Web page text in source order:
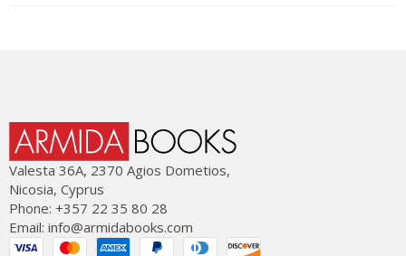
Valesta 36Α, 2370 Agios Dometios,
Nicosia, Cyprus
Phone: +357 22 35 80 28
Email: info@armidabooks.com